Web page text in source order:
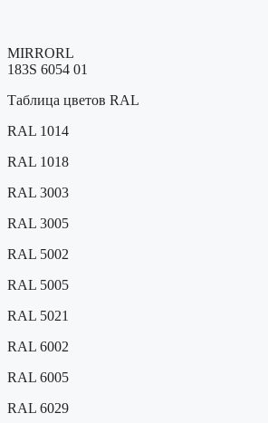
MIRRORL
183S 6054 01
Таблица цветов RAL
RAL 1014
RAL 1018
RAL 3003
RAL 3005
RAL 5002
RAL 5005
RAL 5021
RAL 6002
RAL 6005
RAL 6029